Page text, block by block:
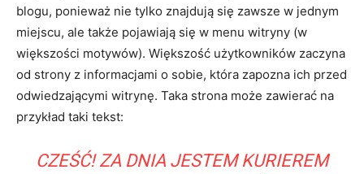
blogu, ponieważ nie tylko znajdują się zawsze w jednym
miejscu, ale także pojawiają się w menu witryny (w
większości motywów). Większość użytkowników zaczyna
od strony z informacjami o sobie, która zapozna ich przed
odwiedzającymi witrynę. Taka strona może zawierać na
przykład taki tekst:
CZEŚĆ! ZA DNIA JESTEM KURIEREM